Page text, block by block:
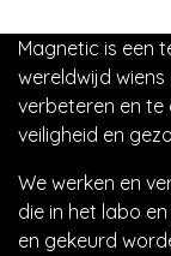
Magnetic is een
wereldwijd
verbeteren en te
veiligheid en
We werken en
die in het labo
en gekeurd